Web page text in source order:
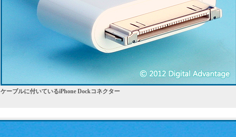
ケーブルに付いているiPhone Dockコネクター